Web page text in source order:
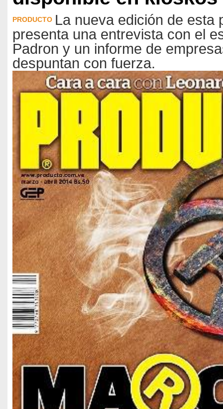
PRODUCTO La nueva edición de esta
presenta una entrevista con el
Padron y un informe de
despuntan con fuerza.